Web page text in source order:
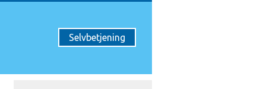
Selvbetjening